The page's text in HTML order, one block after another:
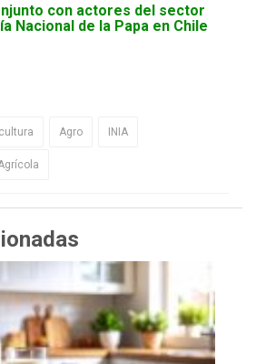
con actores del sector
Nacional de la Papa en Chile
Agro INIA